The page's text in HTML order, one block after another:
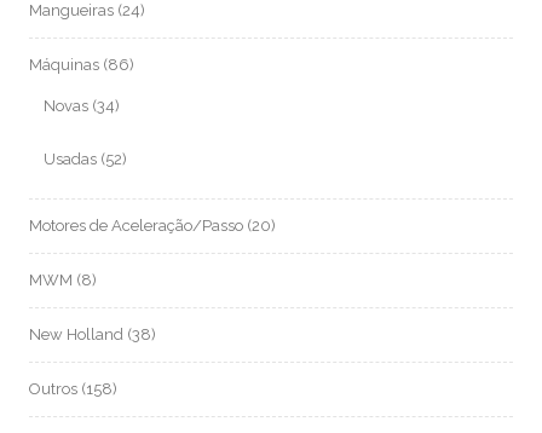
Mangueiras (24)
Máquinas (86)
Novas (34)
Usadas (52)
Motores de Aceleração/Passo (20)
MWM (8)
New Holland (38)
Outros (158)